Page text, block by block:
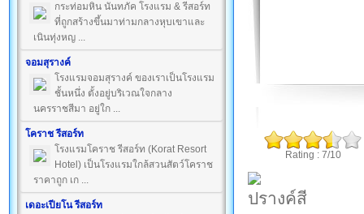
กระท่อมหิน นันทภัค โรงแรม & รีสอร์ท
ที่ถูกสร้างขึ้นมาท่ามกลางหุบเขาและ
เนินทุ่งหญ ...
จอมสุรางค์
โรงแรมจอมสุรางค์ ของเราเป็นโรงแรม
ชั้นหนึ่ง ตั้งอยู่บริเวณใจกลาง
นครราชสีมา อยู่ใก ...
โคราช รีสอร์ท
โรงแรมโคราช รีสอร์ท (Korat Resort
Hotel) เป็นโรงแรมใกล้สวนสัตว์โคราช
ราคาถูก เก ...
เดอะเปียโน รีสอร์ท
Rating : 7/10